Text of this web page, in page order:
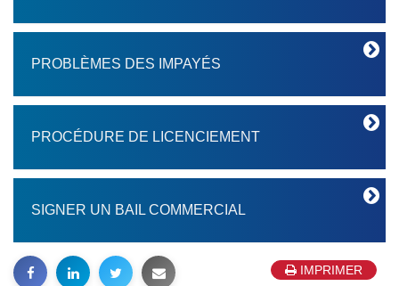
PROBLÈMES DES IMPAYÉS
PROCÉDURE DE LICENCIEMENT
SIGNER UN BAIL COMMERCIAL
IMPRIMER